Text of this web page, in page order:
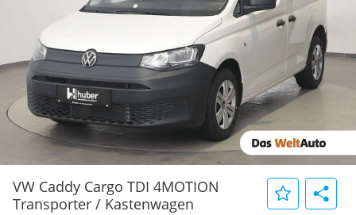
VW Caddy Cargo TDI 4MOTION
Transporter / Kastenwagen